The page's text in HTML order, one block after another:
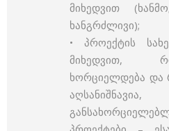
მიხედვით
ხანგრძლივი);
• პროექტის
მიხედვით,
ხორციელდება და